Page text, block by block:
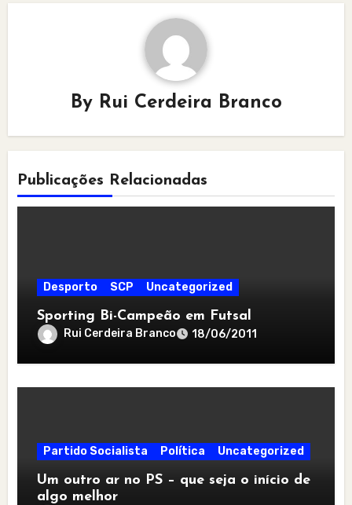
By Rui Cerdeira Branco
Publicações Relacionadas
Desporto SCP Uncategorized
Sporting Bi-Campeão em Futsal
Rui Cerdeira Branco 18/06/2011
Partido Socialista Política Uncategorized
Um outro ar no PS – que seja o início de
algo melhor